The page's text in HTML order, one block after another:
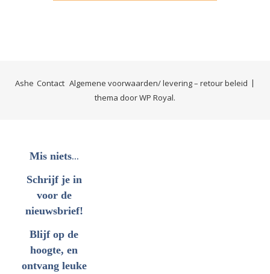
Contact Algemene voorwaarden/ levering – retour beleid
Ashe
thema doorWP Royal.
Mis niets...
Schrijf je in
voor de
nieuwsbrief!
Blijf op de
hoogte, en
ontvang leuke